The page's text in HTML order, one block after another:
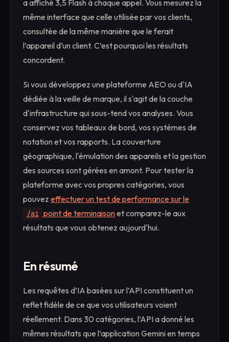
a affiché 3,5 Flash à chaque appel. Vous mesurez la
même interface que celle utilisée par vos clients,
consultée de la même manière que le ferait
l’appareil d’un client. C’est pourquoi les résultats
concordent.
Si vous développez une plateforme AEO ou d'IA
dédiée à la veille de marque, il s'agit de la couche
d'infrastructure qui sous-tend vos analyses. Vous
conservez vos tableaux de bord, vos systèmes de
notation et vos rapports. La couverture
géographique, l'émulation des appareils et la gestion
des sources sont gérées en amont. Pour tester la
plateforme avec vos propres catégories, vous
pouvez effectuer un test de performance sur le
/ai point de terminaisonet comparez-le aux
résultats que vous obtenez aujourd'hui.
En résumé
Les requêtes d’IA basées sur l’API constituent un
reflet fidèle de ce que vos utilisateurs voient
réellement. Dans 30 catégories, l’API a donné les
mêmes résultats que l’application Gemini en temps